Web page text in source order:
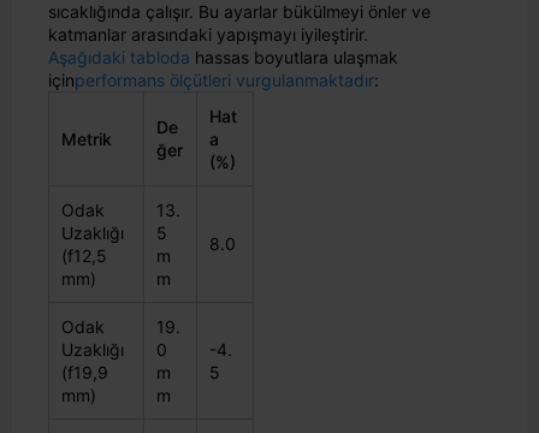
sıcaklığında çalışır. Bu ayarlar bükülmeyi önler ve
katmanlar arasındaki yapışmayı iyileştirir.
Aşağıdaki tabloda hassas boyutlara ulaşmak
içinperformans ölçütleri vurgulanmaktadır:
Metrik
De
ğer
Hat
a
(%)
Odak
Uzaklığı
(f12,5
mm)
13.
5
m
m
8.0
Odak
Uzaklığı
(f19,9
mm)
19.
0
m
m
-4.
5